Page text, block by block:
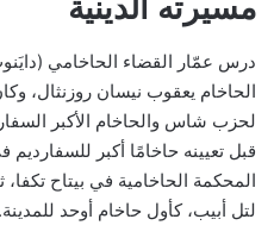
مسيرته الدينية
درس عمّار القضاء الحاخامي
الحاخام يعقوب نيسان روزنثال،
لحزب شاس والحاخام الأكبر
قبل تعيينه حاخامًا أكبر
لتل أبيب، كأول حاخام أوحد للمدينة.